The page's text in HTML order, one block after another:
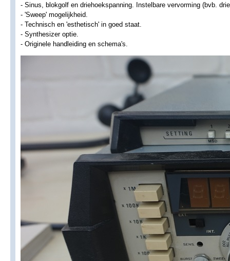
- Sinus, blokgolf en driehoekspanning. Instelbare vervorming (bvb.
- 'Sweep' mogelijkheid.
- Technisch en 'esthetisch' in goed staat.
- Synthesizer optie.
- Originele handleiding en schema's.